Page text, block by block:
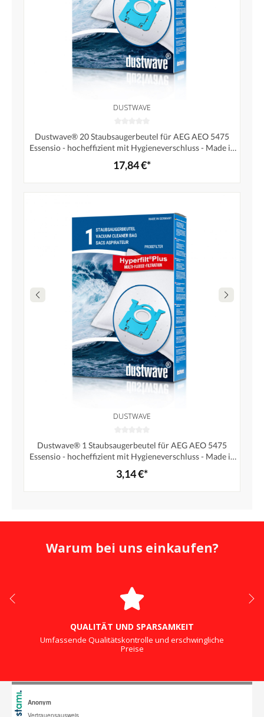
DUSTWAVE
Dustwave® 20 Staubsaugerbeutel für AEG AEO 5475
Essensio - hocheffizient mit Hygieneverschluss - Made in
Germany
17,84 €*
DUSTWAVE
Dustwave® 1 Staubsaugerbeutel für AEG AEO 5475
Essensio - hocheffizient mit Hygieneverschluss - Made in
Germany
3,14 €*
Warum bei uns einkaufen?
QUALITÄT UND SPARSAMKEIT
Umfassende Qualitätskontrolle und erschwingliche
Preise